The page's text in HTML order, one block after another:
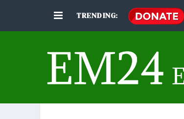
TRENDING: